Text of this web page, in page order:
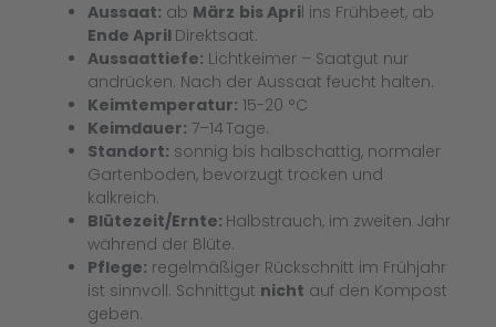
Aussaat: ab März bis April ins Frühbeet, ab
Ende April Direktsaat.
Aussaattiefe: Lichtkeimer – Saatgut nur
andrücken. Nach der Aussaat feucht halten.
Keimtemperatur: 15-20 °C
Keimdauer: 7–14 Tage.
Standort: sonnig bis halbschattig, normaler
Gartenboden, bevorzugt trocken und
kalkreich.
Blütezeit/Ernte: Halbstrauch, im zweiten Jahr
während der Blüte.
Pflege: regelmäßiger Rückschnitt im Frühjahr
ist sinnvoll. Schnittgut nicht auf den Kompost
geben.